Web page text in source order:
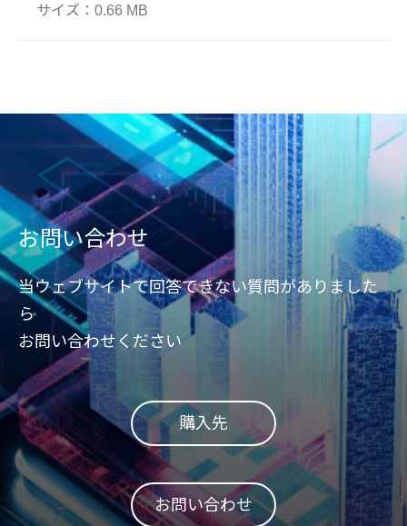
サイズ： 0.66 MB
Page Mapping
りSSD寿命の改善/最適化可能
になる4Kベースのファームウ
ェアテクノロジーです。
の間
バラ
ョン
ーシ
ュー
堅牢なシステム
and Incomparable Reliability
ョン
保護
お問い合わせ
当ウェブサイトで回答できない質問がありました
ら
お問い合わせください
購入先
お問い合わせ